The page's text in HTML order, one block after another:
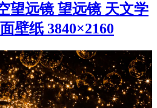
望远镜 望远镜 天文学
壁纸 3840×2160